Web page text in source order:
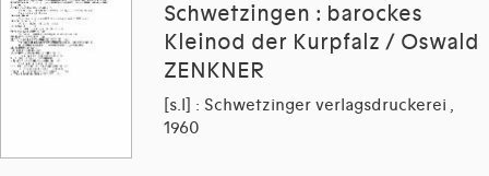
Schwetzingen : barockes
Kleinod der Kurpfalz / Oswald
ZENKNER
[s.l] : Schwetzinger verlagsdruckerei ,
1960